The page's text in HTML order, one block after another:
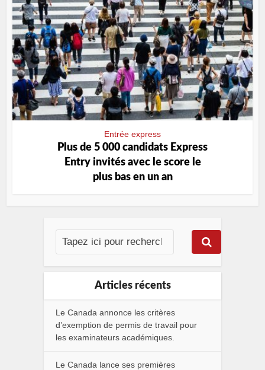
Entrée express
Plus de 5 000 candidats Express
Entry invités avec le score le
plus bas en un an
Articles récents
Le Canada annonce les critères
d’exemption de permis de travail pour
les examinateurs académiques.
Le Canada lance ses premières